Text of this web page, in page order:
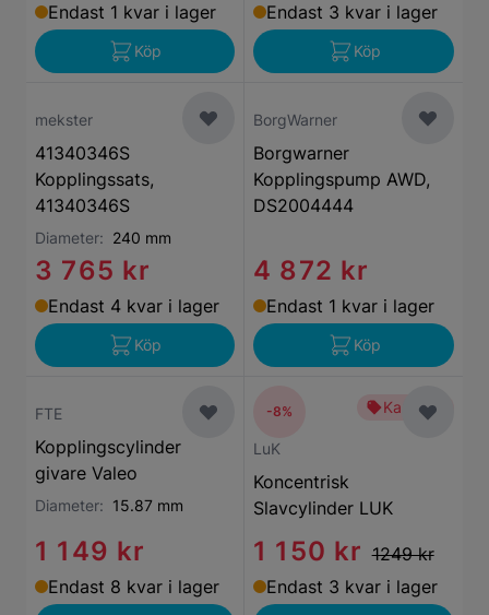
Endast 1 kvar i lager
Köp
Endast 3 kvar i lager
Köp
mekster
41340346S
Kopplingssats,
41340346S
Diameter: 240 mm
3 765 kr
Endast 4 kvar i lager
Köp
BorgWarner
Borgwarner
Kopplingspump AWD,
DS2004444
4 872 kr
Endast 1 kvar i lager
Köp
FTE
Kopplingscylinder
givare Valeo
Diameter: 15.87 mm
1 149 kr
Endast 8 kvar i lager
Kampanj
LuK
Koncentrisk
Slavcylinder LUK
1 150 kr 1249 kr
-8%
Endast 3 kvar i lager